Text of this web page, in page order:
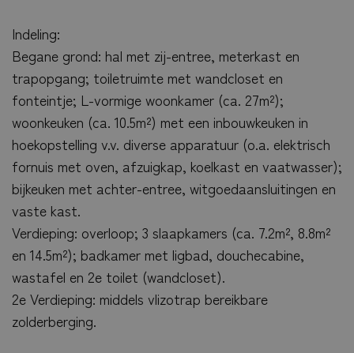
Indeling:
Begane grond: hal met zij-entree, meterkast en
trapopgang; toiletruimte met wandcloset en
fonteintje; L-vormige woonkamer (ca. 27m²);
woonkeuken (ca. 10.5m²) met een inbouwkeuken in
hoekopstelling v.v. diverse apparatuur (o.a. elektrisch
fornuis met oven, afzuigkap, koelkast en vaatwasser);
bijkeuken met achter-entree, witgoedaansluitingen en
vaste kast.
Verdieping: overloop; 3 slaapkamers (ca. 7.2m², 8.8m²
en 14.5m²); badkamer met ligbad, douchecabine,
wastafel en 2e toilet (wandcloset).
2e Verdieping: middels vlizotrap bereikbare
zolderberging.